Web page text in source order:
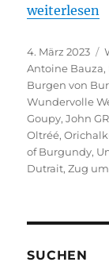
„Was spielst
weiterlesen
Veröffentlicht
am
4. März 2023
Antoine Bauza,
Burgen von
Wundervolle
Goupy,John
Oltréé,
of Burgundy,
Dutrait,Zug
SUCHEN